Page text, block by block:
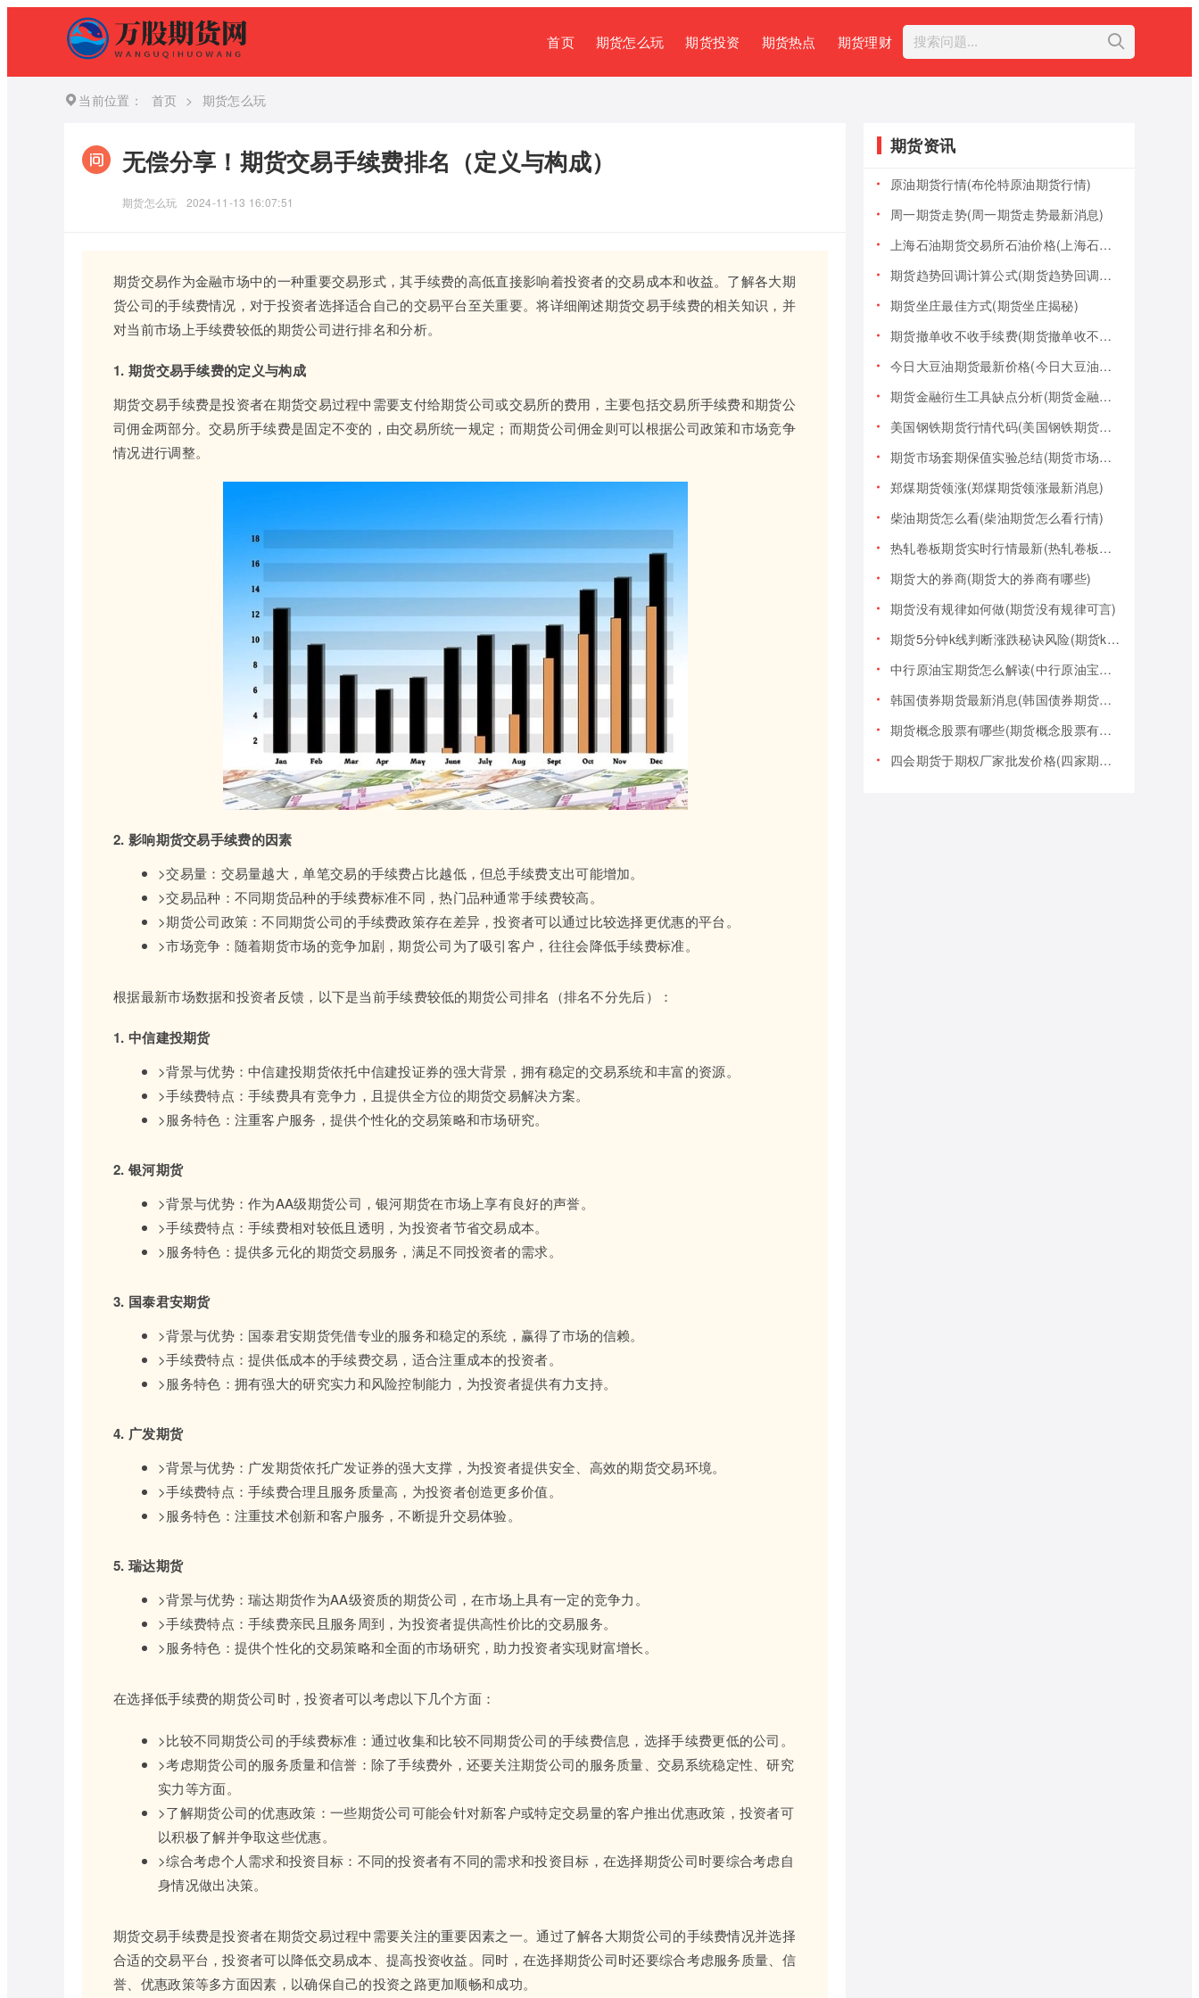
首页 期货怎么玩 期货投资 期货热点 期货理财
当前位置： 首页 > 期货怎么玩
无偿分享！期货交易手续费排名（定义与构成）
期货怎么玩 2024-11-13 16:07:51
期货交易作为金融市场中的一种重要交易形式，其手续费的高低直接影响着投资者的交易成本和收益。了解各大期
货公司的手续费情况，对于投资者选择适合自己的交易平台至关重要。将详细阐述期货交易手续费的相关知识，并
对当前市场上手续费较低的期货公司进行排名和分析。
1. 期货交易手续费的定义与构成
期货交易手续费是投资者在期货交易过程中需要支付给期货公司或交易所的费用，主要包括交易所手续费和期货公
司佣金两部分。交易所手续费是固定不变的，由交易所统一规定；而期货公司佣金则可以根据公司政策和市场竞争
情况进行调整。
2. 影响期货交易手续费的因素
>交易量：交易量越大，单笔交易的手续费占比越低，但总手续费支出可能增加。
>交易品种：不同期货品种的手续费标准不同，热门品种通常手续费较高。
>期货公司政策：不同期货公司的手续费政策存在差异，投资者可以通过比较选择更优惠的平台。
>市场竞争：随着期货市场的竞争加剧，期货公司为了吸引客户，往往会降低手续费标准。
根据最新市场数据和投资者反馈，以下是当前手续费较低的期货公司排名（排名不分先后）：
1. 中信建投期货
>背景与优势：中信建投期货依托中信建投证券的强大背景，拥有稳定的交易系统和丰富的资源。
>手续费特点：手续费具有竞争力，且提供全方位的期货交易解决方案。
>服务特色：注重客户服务，提供个性化的交易策略和市场研究。
2. 银河期货
>背景与优势：作为AA级期货公司，银河期货在市场上享有良好的声誉。
>手续费特点：手续费相对较低且透明，为投资者节省交易成本。
>服务特色：提供多元化的期货交易服务，满足不同投资者的需求。
3. 国泰君安期货
>背景与优势：国泰君安期货凭借专业的服务和稳定的系统，赢得了市场的信赖。
>手续费特点：提供低成本的手续费交易，适合注重成本的投资者。
>服务特色：拥有强大的研究实力和风险控制能力，为投资者提供有力支持。
4. 广发期货
>背景与优势：广发期货依托广发证券的强大支撑，为投资者提供安全、高效的期货交易环境。
>手续费特点：手续费合理且服务质量高，为投资者创造更多价值。
>服务特色：注重技术创新和客户服务，不断提升交易体验。
5. 瑞达期货
>背景与优势：瑞达期货作为AA级资质的期货公司，在市场上具有一定的竞争力。
>手续费特点：手续费亲民且服务周到，为投资者提供高性价比的交易服务。
>服务特色：提供个性化的交易策略和全面的市场研究，助力投资者实现财富增长。
在选择低手续费的期货公司时，投资者可以考虑以下几个方面：
>比较不同期货公司的手续费标准：通过收集和比较不同期货公司的手续费信息，选择手续费更低的公司。
>考虑期货公司的服务质量和信誉：除了手续费外，还要关注期货公司的服务质量、交易系统稳定性、研究
实力等方面。
>了解期货公司的优惠政策：一些期货公司可能会针对新客户或特定交易量的客户推出优惠政策，投资者可
以积极了解并争取这些优惠。
>综合考虑个人需求和投资目标：不同的投资者有不同的需求和投资目标，在选择期货公司时要综合考虑自
身情况做出决策。
期货交易手续费是投资者在期货交易过程中需要关注的重要因素之一。通过了解各大期货公司的手续费情况并选择
合适的交易平台，投资者可以降低交易成本、提高投资收益。同时，在选择期货公司时还要综合考虑服务质量、信
誉、优惠政策等多方面因素，以确保自己的投资之路更加顺畅和成功。
期货资讯
原油期货行情(布伦特原油期货行情)
周一期货走势(周一期货走势最新消息)
上海石油期货交易所石油价格(上海石油期货交易所石油价格查询)
期货趋势回调计算公式(期货趋势回调计算公式是什么)
期货坐庄最佳方式(期货坐庄揭秘)
期货撤单收不收手续费(期货撤单收不收手续费用)
今日大豆油期货最新价格(今日大豆油期货最新价格行情)
期货金融衍生工具缺点分析(期货金融衍生工具缺点分析报告)
美国钢铁期货行情代码(美国钢铁期货行情大盘)
期货市场套期保值实验总结(期货市场套期保值实验总结报告)
郑煤期货领涨(郑煤期货领涨最新消息)
柴油期货怎么看(柴油期货怎么看行情)
热轧卷板期货实时行情最新(热轧卷板期货实时行情最新报价)
期货大的券商(期货大的券商有哪些)
期货没有规律如何做(期货没有规律可言)
期货5分钟k线判断涨跌秘诀风险(期货k线技巧)
中行原油宝期货怎么解读(中行原油宝期货事件)
韩国债券期货最新消息(韩国债券期货最新消息新闻)
期货概念股票有哪些(期货概念股票有哪些类型)
四会期货于期权厂家批发价格(四家期货交易)